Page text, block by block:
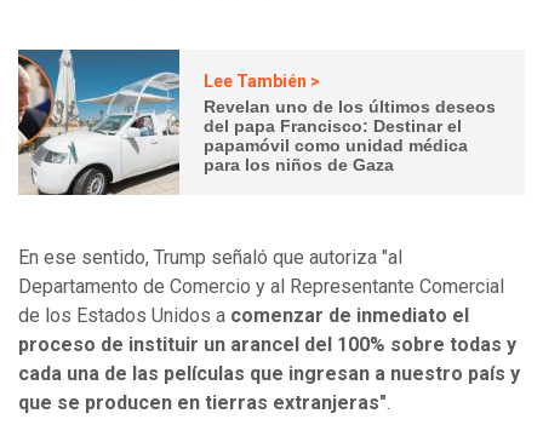
Lee También >
Revelan uno de los últimos deseos
del papa Francisco: Destinar el
papamóvil como unidad médica
para los niños de Gaza
En ese sentido, Trump señaló que autoriza "al
Departamento de Comercio y al Representante Comercial
de los Estados Unidos a comenzar de inmediato el
proceso de instituir un arancel del 100% sobre todas y
cada una de las películas que ingresan a nuestro país y
que se producen en tierras extranjeras".